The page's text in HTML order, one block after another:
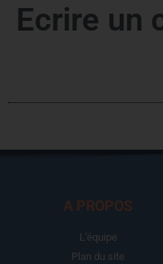
Ecrire un
A PROPOS
L'équipe
Plan du site